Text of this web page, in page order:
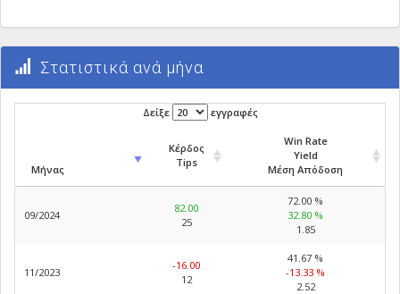
Στατιστικά ανά μήνα
Δείξε εγγραφές
Μήνας
Κέρδος
Tips
Win Rate
Yield
Μέση Απόδοση
09/2024
82.00
25
72.00 %
32.80 %
1.85
11/2023
-16.00
12
41.67 %
-13.33 %
2.52